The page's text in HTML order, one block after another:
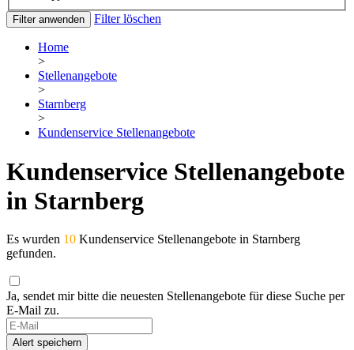
Filter anwenden Filter löschen
Home
>
Stellenangebote
>
Starnberg
>
Kundenservice Stellenangebote
Kundenservice Stellenangebote
in Starnberg
Es wurden 10 Kundenservice Stellenangebote in Starnberg
gefunden.
Ja, sendet mir bitte die neuesten Stellenangebote für diese Suche per
E-Mail zu.
Alert speichern